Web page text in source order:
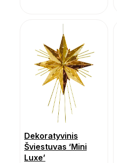
Dekoratyvinis
Šviestuvas ‘Mini
Luxe’